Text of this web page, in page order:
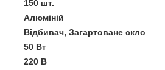
150 шт.
Алюміній
Відбивач, Загартоване скло
50 Вт
220 В